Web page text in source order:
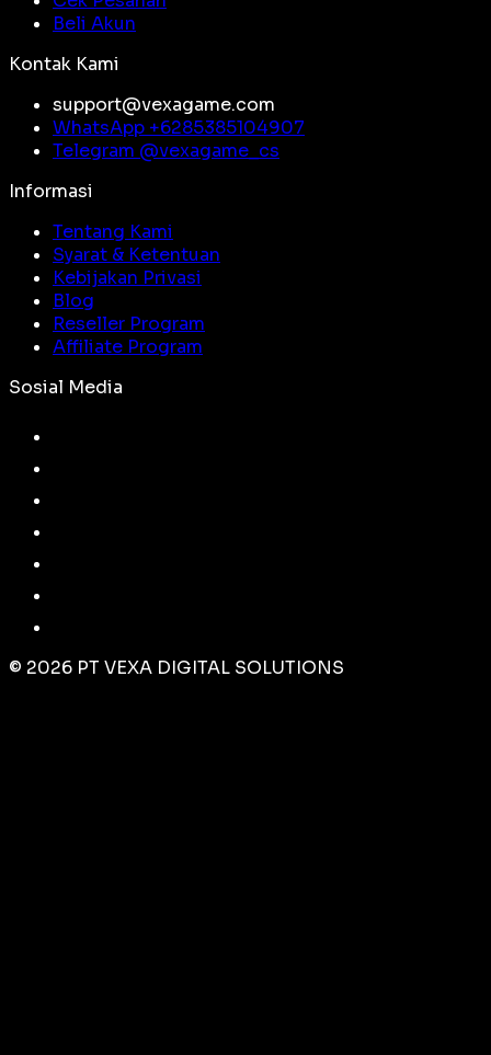
Beli Akun
Kontak Kami
support@vexagame.com
WhatsApp +6285385104907
Telegram @vexagame_cs
Informasi
Tentang Kami
Syarat & Ketentuan
Kebijakan Privasi
Blog
Reseller Program
Affiliate Program
Sosial Media
© 2026 PT VEXA DIGITAL SOLUTIONS